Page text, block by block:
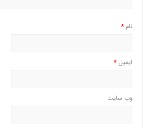
نام*
ایمیل*
وب‌ سایت